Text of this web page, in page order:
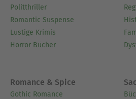
Politthriller
Romantic Suspense
Lustige Krimis
Horror Bücher
Romance & Spice
Gothic Romance